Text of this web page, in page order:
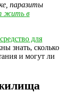
паразиты
жить в
для
знать, сколько
и могут ли